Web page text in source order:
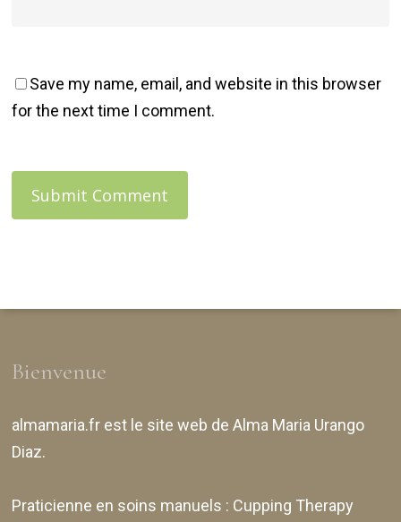
Save my name, email, and website in this browser
for the next time I comment.
Bienvenue
almamaria.fr est le site web deAlma Maria Urango
Diaz.
Praticienne en soins manuels : Cupping Therapy